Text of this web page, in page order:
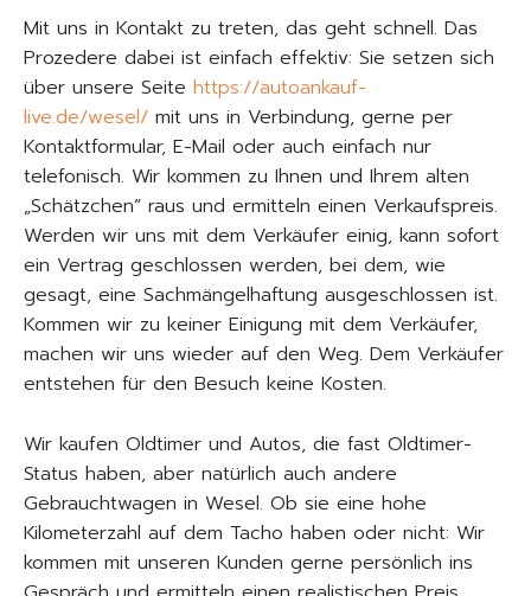
Mit uns in Kontakt zu treten, das geht schnell. Das
Prozedere dabei ist einfach effektiv: Sie setzen sich
über unsere Seite https://autoankauf-
live.de/wesel/ mit uns in Verbindung, gerne per
Kontaktformular, E-Mail oder auch einfach nur
telefonisch. Wir kommen zu Ihnen und Ihrem alten
„Schätzchen“ raus und ermitteln einen Verkaufspreis.
Werden wir uns mit dem Verkäufer einig, kann sofort
ein Vertrag geschlossen werden, bei dem, wie
gesagt, eine Sachmängelhaftung ausgeschlossen ist.
Kommen wir zu keiner Einigung mit dem Verkäufer,
machen wir uns wieder auf den Weg. Dem Verkäufer
entstehen für den Besuch keine Kosten.
Wir kaufen Oldtimer und Autos, die fast Oldtimer-
Status haben, aber natürlich auch andere
Gebrauchtwagen in Wesel. Ob sie eine hohe
Kilometerzahl auf dem Tacho haben oder nicht: Wir
kommen mit unseren Kunden gerne persönlich ins